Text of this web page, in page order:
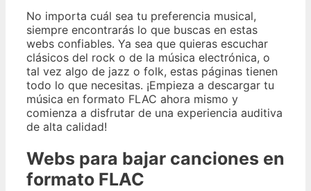
No importa cuál sea tu preferencia musical,
siempre encontrarás lo que buscas en estas
webs confiables. Ya sea que quieras escuchar
clásicos del rock o de la música electrónica, o
tal vez algo de jazz o folk, estas páginas tienen
todo lo que necesitas. ¡Empieza a descargar tu
música en formato FLAC ahora mismo y
comienza a disfrutar de una experiencia auditiva
de alta calidad!
Webs para bajar canciones en
formato FLAC